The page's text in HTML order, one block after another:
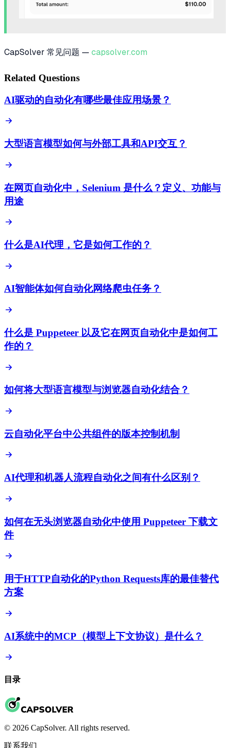
CapSolver 常见问题 — capsolver.com
Related Questions
AI驱动的自动化有哪些最佳应用场景？
大型语言模型如何与外部工具和API交互？
在网页自动化中，Selenium 是什么？定义、功能与
用途
什么是AI代理，它是如何工作的？
AI智能体如何自动化网络爬虫任务？
什么是 Puppeteer 以及它在网页自动化中是如何工
作的？
如何将大型语言模型与浏览器自动化结合？
云自动化平台中公共组件的版本控制机制
AI代理和机器人流程自动化之间有什么区别？
如何在无头浏览器自动化中使用 Puppeteer 下载文
件
用于HTTP自动化的Python Requests库的最佳替代
方案
AI系统中的MCP（模型上下文协议）是什么？
目录
© 2026 CapSolver. All rights reserved.
联系我们